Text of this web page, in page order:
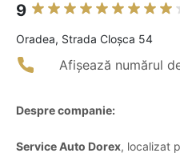
9
Oradea, Strada Cloșca 54
Afișează numărul
Despre companie:
Service Auto Dorex, localizat